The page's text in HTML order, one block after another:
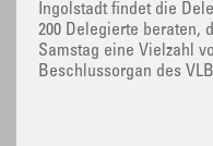
Ingolstadt findet die
200 Delegierte beraten,
Samstag eine Vielzahl
Beschlussorgan des